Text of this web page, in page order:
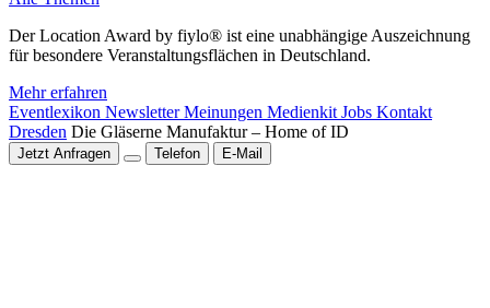
Der Location Award by fiylo® ist eine unabhängige Auszeichnung
für besondere Veranstaltungsflächen in Deutschland.
Mehr erfahren
Eventlexikon NewsletterMeinungen Medienkit Jobs Kontakt
Dresden Die Gläserne Manufaktur – Home of ID
Jetzt Anfragen Telefon E-Mail